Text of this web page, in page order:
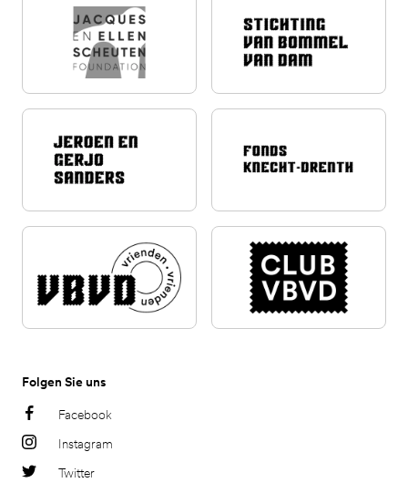
Folgen Sie uns
Facebook
Instagram
Twitter